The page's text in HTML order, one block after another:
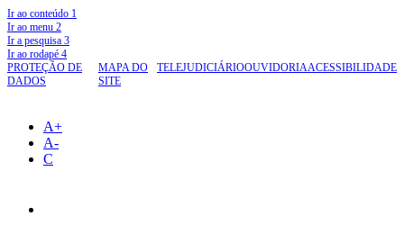
Ir ao conteúdo 1
Ir ao menu 2
Ir a pesquisa 3
Ir ao rodapé 4
PROTEÇÃO DE
DADOS
MAPA DO
SITE
TELEJUDICIÁRIOOUVIDORIAACESSIBILIDADE
A+
A-
C